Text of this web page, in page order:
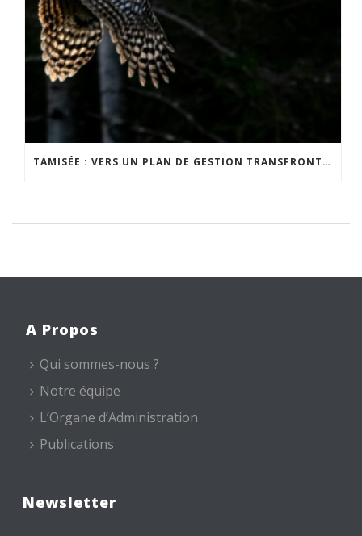
TAMISÉE : VERS UN PLAN DE GESTION TRANSFRONTALIER DE LA NUIT
A Propos
Qui sommes-nous ?
Notre équipe
L’Organe d’Administration
Publications
Newsletter